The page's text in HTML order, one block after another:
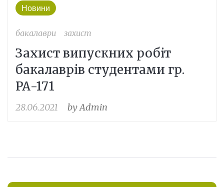
Новини
бакалаври захист
Захист випускних робіт
бакалаврів студентами гр.
РА-171
28.06.2021 byAdmin